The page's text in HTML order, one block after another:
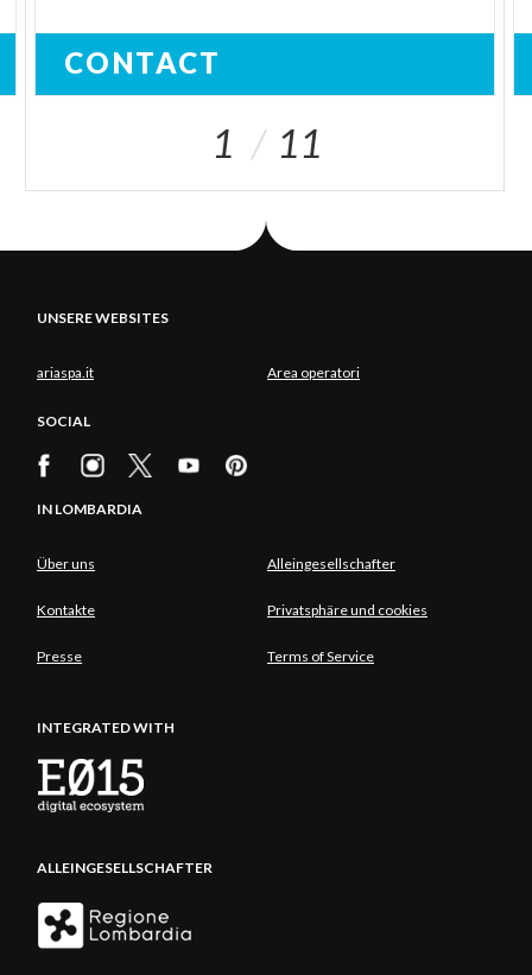
CONTACT
1 11
UNSERE WEBSITES
ariaspa.it Area operatori
SOCIAL
IN LOMBARDIA
Über uns Alleingesellschafter
Kontakte Privatsphäre und cookies
Presse Terms of Service
INTEGRATED WITH
ALLEINGESELLSCHAFTER